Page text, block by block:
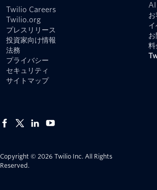
Twilio Careers
Twilio.org
プレスリリース
投資家向け情報
法務
プライバシー
セキュリティ
サイトマップ
Copyright © 2026 Twilio Inc. All Rights
Reserved.
AI
イ
料